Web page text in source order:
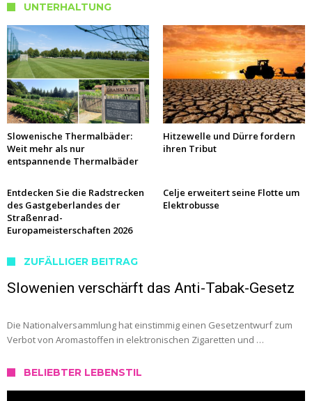
UNTERHALTUNG
Slowenische Thermalbäder:
Weit mehr als nur
entspannende Thermalbäder
Hitzewelle und Dürre fordern
ihren Tribut
Entdecken Sie die Radstrecken
des Gastgeberlandes der
Straßenrad-
Europameisterschaften 2026
Celje erweitert seine Flotte um
Elektrobusse
ZUFÄLLIGER BEITRAG
Slowenien verschärft das Anti-Tabak-Gesetz
Die Nationalversammlung hat einstimmig einen Gesetzentwurf zum
Verbot von Aromastoffen in elektronischen Zigaretten und …
BELIEBTER LEBENSTIL